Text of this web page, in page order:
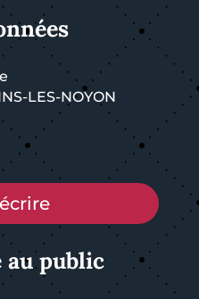
LES-NOYON
au public